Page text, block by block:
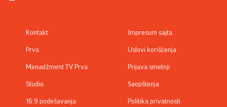
Kontakt
Prva
Menadžment TV Prva
Studio
16:9 podešavanja
Impresum sajta
Uslovi korišćenja
Prijava smetnji
Saopštenja
Politika privatnosti